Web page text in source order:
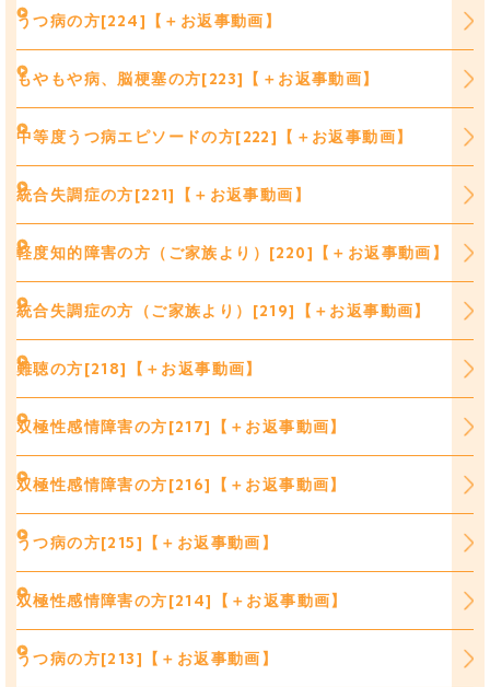
うつ病の方[224]【＋お返事動画】
もやもや病、脳梗塞の方[223]【＋お返事動画】
中等度うつ病エピソードの方[222]【＋お返事動画】
統合失調症の方[221]【＋お返事動画】
軽度知的障害の方（ご家族より）[220]【＋お返事動画】
統合失調症の方（ご家族より）[219]【＋お返事動画】
難聴の方[218]【＋お返事動画】
双極性感情障害の方[217]【＋お返事動画】
双極性感情障害の方[216]【＋お返事動画】
うつ病の方[215]【＋お返事動画】
双極性感情障害の方[214]【＋お返事動画】
うつ病の方[213]【＋お返事動画】